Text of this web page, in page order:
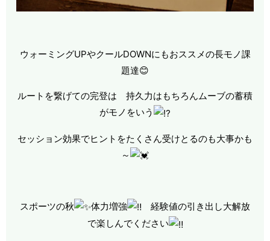
ウォーミングUPやクールDOWNにもおススメの長モノ課
題達😊
ルートを繋げての完登は 持久力はもちろんムーブの蓄積
がモノをいう
セッション効果でヒントをたくさん受けとるのも大事かも
～
スポーツの秋 体力増強
経験値の引き出し大解放
で楽しんでください